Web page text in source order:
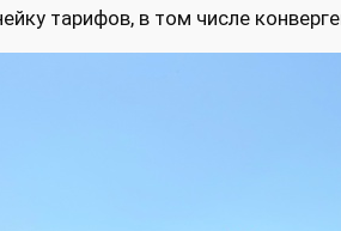
тарифов, в том числе